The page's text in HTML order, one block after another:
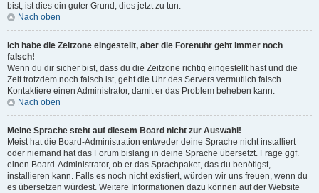
bist, ist dies ein guter Grund, dies jetzt zu tun.
Nach oben
Ich habe die Zeitzone eingestellt, aber die Forenuhr geht immer noch
falsch!
Wenn du dir sicher bist, dass du die Zeitzone richtig eingestellt hast und die
Zeit trotzdem noch falsch ist, geht die Uhr des Servers vermutlich falsch.
Kontaktiere einen Administrator, damit er das Problem beheben kann.
Nach oben
Meine Sprache steht auf diesem Board nicht zur Auswahl!
Meist hat die Board-Administration entweder deine Sprache nicht installiert
oder niemand hat das Forum bislang in deine Sprache übersetzt. Frage ggf.
einen Board-Administrator, ob er das Sprachpaket, das du benötigst,
installieren kann. Falls es noch nicht existiert, würden wir uns freuen, wenn du
es übersetzen würdest. Weitere Informationen dazu können auf der Website